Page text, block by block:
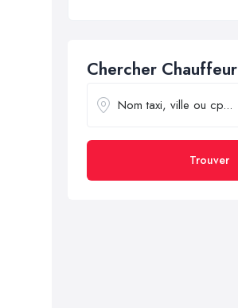
Chercher Chauffeur
Trouver